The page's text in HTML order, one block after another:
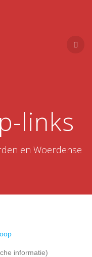
links
en Woerdense
informatie)